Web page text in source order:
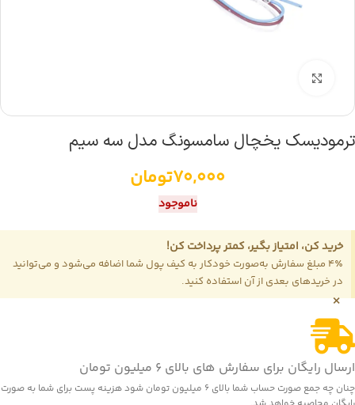
ترمودیسک یخچال سامسونگ مدل سه سیم
70,000تومان
ناموجود
خرید کن، امتیاز بگیر، کمتر پرداخت کن!
4٪ مبلغ سفارش به‌صورت خودکار به کیف پول شما اضافه می‌شود و می‌توانید
در خریدهای بعدی از آن استفاده کنید.
×
ارسال رایگان برای سفارش های بالای 6 میلیون تومان
چنان چه جمع صورت حساب شما بالای 6 میلیون تومان شود هزینه پست برای شما به صورت